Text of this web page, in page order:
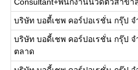
บริษัท บอดี้เชพ คอร์ปอเรชั่น กรุ๊ป จ
บริษัท บอดี้เชพ คอร์ปอเรชั่น กรุ๊ป จ
ตลาด